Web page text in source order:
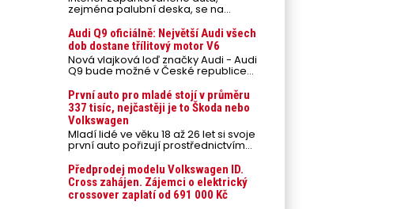
zejména palubní deska, se na
přímém slunci může během letních
veder rozpálit až na 80 °C. Takové
teploty představují nebezpečí pro
odložené mobilní telefony,
powerbanky nebo notebooky. Můžou
urychlit stárnutí baterií, poškodit
případech i zvýšit riziko požáru.
Audi Q9 oficiálně: Největší Audi všech
dob dostane třílitový motor V6
Nová vlajková loď značky Audi - Audi
Q9 bude možné v České republice
objednávat od prvního srpnového
týdne 2026, kde budou oznámeny
také české ceny.
První auto pro mladé stojí v průměru
337 tisíc, nejčastěji je to Škoda nebo
Volkswagen
Mladí lidé ve věku 18 až 26 let si svoje
první auto pořizují prostřednictvím
úvěrového financování jako ojeté. Je
to tak u 93,3 % lidí, jen 6,7 % si pořídí
nové auto. Průměrná pořizovací
cena vozu dosahuje 337 tisíc korun a
průměrná financovaná částka
Předprodej modelu Volkswagen ID.
Cross zahájen. Zájemci o elektrický
crossover zaplatí od 691 000 Kč